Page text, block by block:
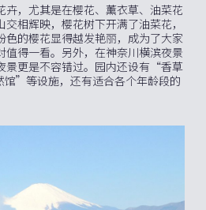
卉，尤其是在樱花、薰衣草、油菜花
相辉映，樱花树下开满了油菜花，
色的樱花显得越发艳丽，成为了大家
值得一看。另外，在神奈川横滨夜景
景更是不容错过。园内还设有“香草
”等设施，还有适合各个年龄段的